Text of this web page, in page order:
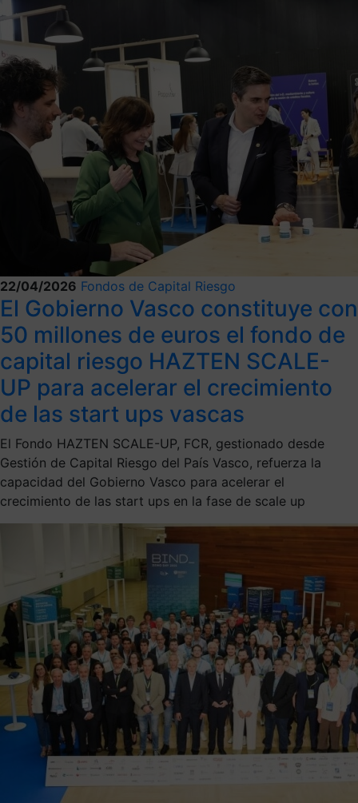
22/04/2026 Fondos de Capital Riesgo
El Gobierno Vasco constituye con
50 millones de euros el fondo de
capital riesgo HAZTEN SCALE-
UP para acelerar el crecimiento
de las start ups vascas
El Fondo HAZTEN SCALE-UP, FCR, gestionado desde
Gestión de Capital Riesgo del País Vasco, refuerza la
capacidad del Gobierno Vasco para acelerar el
crecimiento de las start ups en la fase de scale up